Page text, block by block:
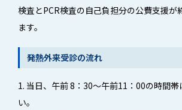
検査とPCR検査の自己負担分の公費支援が
ます。
発熱外来受診の流れ
1. 当日、午前 8：30～午前11：00の時間
い。